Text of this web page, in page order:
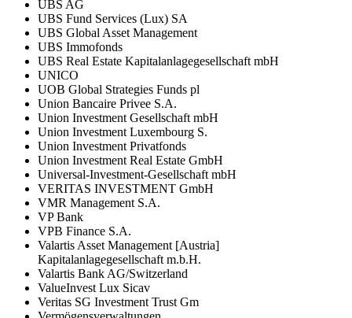
UBS AG
UBS Fund Services (Lux) SA
UBS Global Asset Management
UBS Immofonds
UBS Real Estate Kapitalanlagegesellschaft mbH
UNICO
UOB Global Strategies Funds pl
Union Bancaire Privee S.A.
Union Investment Gesellschaft mbH
Union Investment Luxembourg S.
Union Investment Privatfonds
Union Investment Real Estate GmbH
Universal-Investment-Gesellschaft mbH
VERITAS INVESTMENT GmbH
VMR Management S.A.
VP Bank
VPB Finance S.A.
Valartis Asset Management [Austria]
Kapitalanlagegesellschaft m.b.H.
Valartis Bank AG/Switzerland
ValueInvest Lux Sicav
Veritas SG Investment Trust Gm